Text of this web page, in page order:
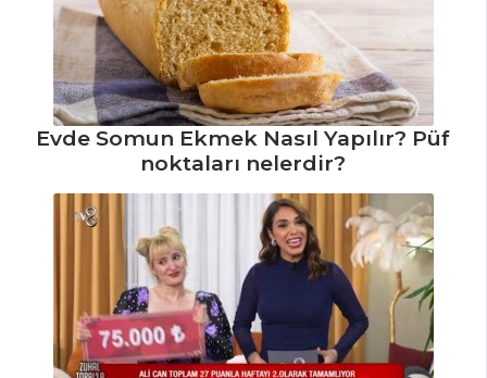
Şalgam Sulu
Ayran Tarifi, Nasıl
Yapılır?
Böğürtlen
Şerbeti Tarifi, Nasıl
Kızılcık Şerbeti
Tarifi, Nasıl Yapılır?
İçecekler Tüm
Tarifleri
Evde Somun Ekmek Nasıl Yapılır? Püf
noktaları nelerdir?